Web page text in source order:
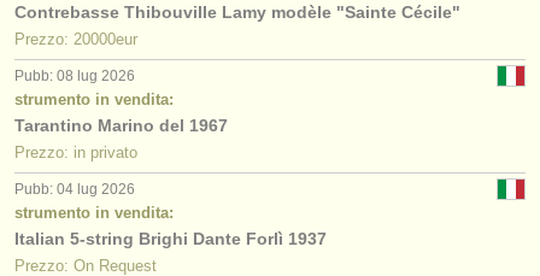
Contrebasse Thibouville Lamy modèle "Sainte Cécile"
Prezzo: 20000eur
Pubb: 08 lug 2026
strumento in vendita:
Tarantino Marino del 1967
Prezzo: in privato
Pubb: 04 lug 2026
strumento in vendita:
Italian 5-string Brighi Dante Forlì 1937
Prezzo: On Request